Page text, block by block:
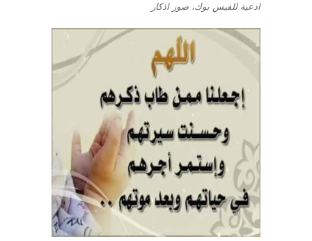
ادعية للفيس بوك، صور اذكار